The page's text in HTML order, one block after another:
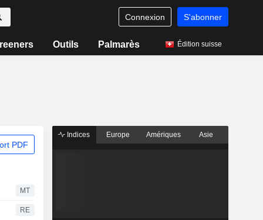
Connexion S'abonner
Outils Palmarès Édition suisse
PDF
MT
RE
Indices Europe Amériques Asie